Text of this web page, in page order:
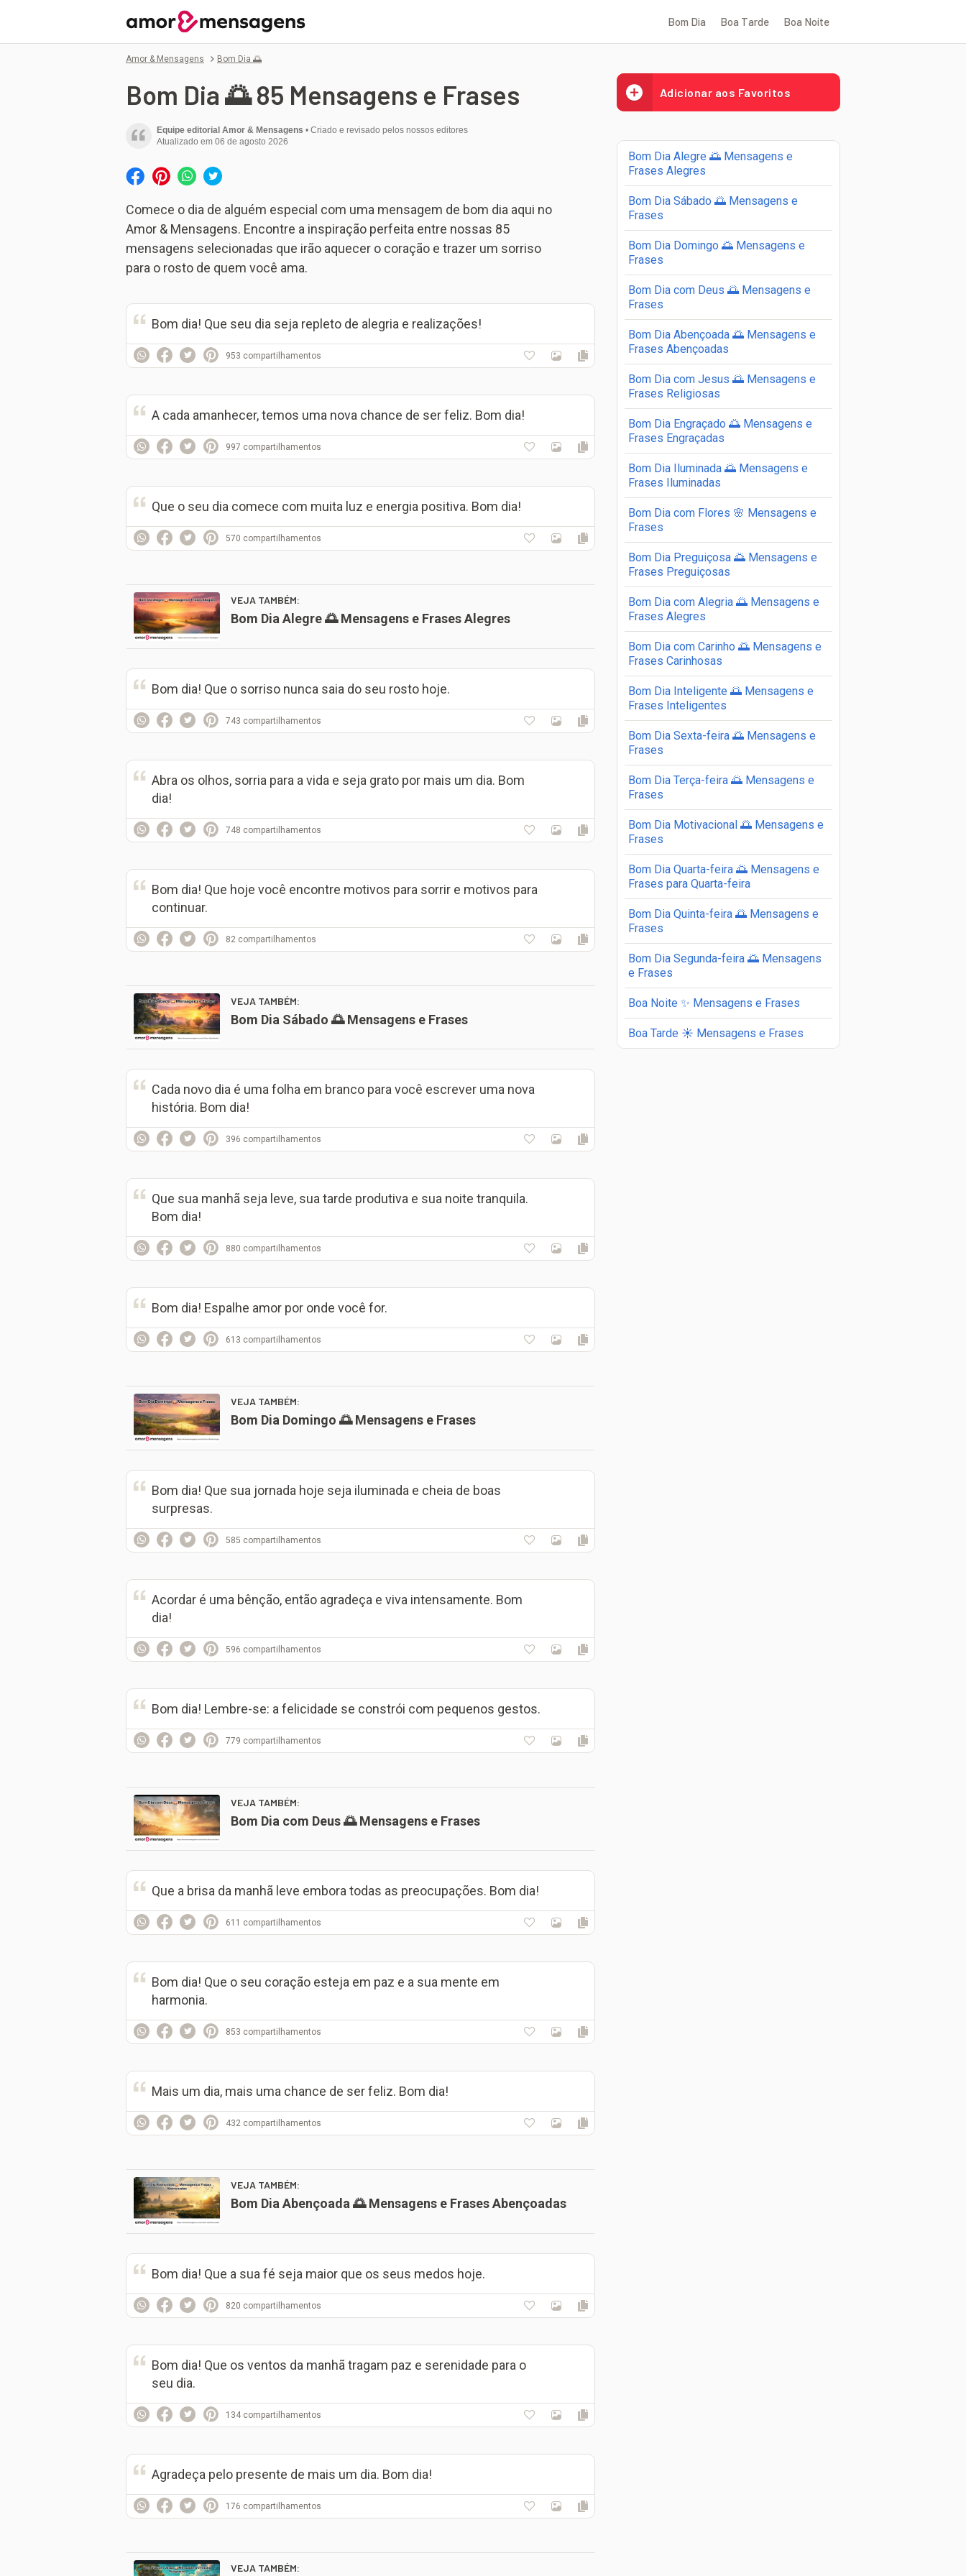
Bom Dia Boa Tarde Boa Noite
Amor & Mensagens Bom Dia 🌅
Bom Dia 🌅 85 Mensagens e Frases
Equipe editorial Amor & Mensagens
Criado e revisado pelos nossos editores
Atualizado em 06 de agosto 2026
Comece o dia de alguém especial com uma mensagem de bom dia aqui no
Amor & Mensagens. Encontre a inspiração perfeita entre nossas 85
mensagens selecionadas que irão aquecer o coração e trazer um sorriso
para o rosto de quem você ama.
Bom dia! Que seu dia seja repleto de alegria e realizações!
953 compartilhamentos
A cada amanhecer, temos uma nova chance de ser feliz. Bom dia!
997 compartilhamentos
Que o seu dia comece com muita luz e energia positiva. Bom dia!
570 compartilhamentos
VEJA TAMBÉM:
Bom Dia Alegre 🌅 Mensagens e Frases Alegres
Bom dia! Que o sorriso nunca saia do seu rosto hoje.
743 compartilhamentos
Abra os olhos, sorria para a vida e seja grato por mais um dia. Bom
dia!
748 compartilhamentos
Bom dia! Que hoje você encontre motivos para sorrir e motivos para
continuar.
82 compartilhamentos
VEJA TAMBÉM:
Bom Dia Sábado 🌅 Mensagens e Frases
Cada novo dia é uma folha em branco para você escrever uma nova
história. Bom dia!
396 compartilhamentos
Que sua manhã seja leve, sua tarde produtiva e sua noite tranquila.
Bom dia!
880 compartilhamentos
Bom dia! Espalhe amor por onde você for.
613 compartilhamentos
VEJA TAMBÉM:
Bom Dia Domingo 🌅 Mensagens e Frases
Bom dia! Que sua jornada hoje seja iluminada e cheia de boas
surpresas.
585 compartilhamentos
Acordar é uma bênção, então agradeça e viva intensamente. Bom
dia!
596 compartilhamentos
Bom dia! Lembre-se: a felicidade se constrói com pequenos gestos.
779 compartilhamentos
VEJA TAMBÉM:
Bom Dia com Deus 🌅 Mensagens e Frases
Que a brisa da manhã leve embora todas as preocupações. Bom dia!
611 compartilhamentos
Bom dia! Que o seu coração esteja em paz e a sua mente em
harmonia.
853 compartilhamentos
Mais um dia, mais uma chance de ser feliz. Bom dia!
432 compartilhamentos
VEJA TAMBÉM:
Bom Dia Abençoada 🌅 Mensagens e Frases Abençoadas
Bom dia! Que a sua fé seja maior que os seus medos hoje.
820 compartilhamentos
Bom dia! Que os ventos da manhã tragam paz e serenidade para o
seu dia.
134 compartilhamentos
Agradeça pelo presente de mais um dia. Bom dia!
176 compartilhamentos
VEJA TAMBÉM:
Adicionar aos Favoritos
Bom Dia Alegre 🌅 Mensagens e
Frases Alegres
Bom Dia Sábado 🌅 Mensagens e
Frases
Bom Dia Domingo 🌅 Mensagens e
Frases
Bom Dia com Deus 🌅 Mensagens e
Frases
Bom Dia Abençoada 🌅 Mensagens e
Frases Abençoadas
Bom Dia com Jesus 🌅 Mensagens e
Frases Religiosas
Bom Dia Engraçado 🌅 Mensagens e
Frases Engraçadas
Bom Dia Iluminada 🌅 Mensagens e
Frases Iluminadas
Bom Dia com Flores 🌸 Mensagens e
Frases
Bom Dia Preguiçosa 🌅 Mensagens e
Frases Preguiçosas
Bom Dia com Alegria 🌅 Mensagens e
Frases Alegres
Bom Dia com Carinho 🌅 Mensagens e
Frases Carinhosas
Bom Dia Inteligente 🌅 Mensagens e
Frases Inteligentes
Bom Dia Sexta-feira 🌅 Mensagens e
Frases
Bom Dia Terça-feira 🌅 Mensagens e
Frases
Bom Dia Motivacional 🌅 Mensagens e
Frases
Bom Dia Quarta-feira 🌅 Mensagens e
Frases para Quarta-feira
Bom Dia Quinta-feira 🌅 Mensagens e
Frases
Bom Dia Segunda-feira 🌅 Mensagens
e Frases
Boa Noite ✨ Mensagens e Frases
Boa Tarde ☀️ Mensagens e Frases